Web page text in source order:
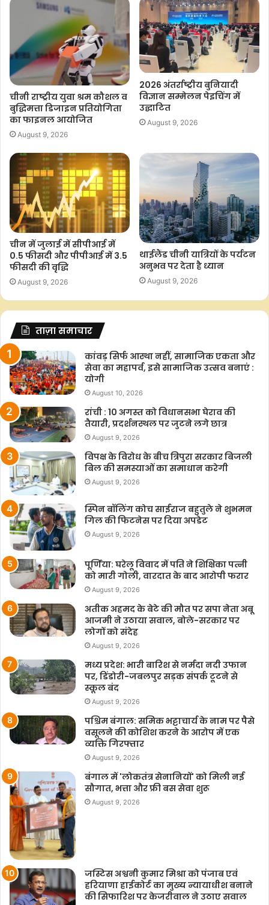
वीकेयू/केआर
F
a
c
e
b
o
k
W
h
a
t
s
p
p
T
w
i
t
r
C
o
p
n
k
S
h
a
चीनी राष्ट्रीय युवा श्रम कौशल व
बुद्धिमत्ता डिजाइन प्रतियोगिता
का फाइनल आयोजित
August 9, 2026
2026 अंतर्राष्ट्रीय बुनियादी
विज्ञान सम्मेलन पेइचिंग में
उद्घाटित
August 9, 2026
चीन में जुलाई में सीपीआई में
0.5 फीसदी और पीपीआई में 3.5
फीसदी की वृद्धि
August 9, 2026
थाईलैंड चीनी यात्रियों के पर्यटन
अनुभव पर देता है ध्यान
August 9, 2026
ताज़ा समाचार
कांवड़ सिर्फ आस्था नहीं, सामाजिक एकता और
सेवा का महापर्व, इसे सामाजिक उत्सव बनाएं :
योगी
August 10, 2026
रांची : 10 अगस्त को विधानसभा घेराव की
तैयारी, प्रदर्शनस्थल पर जुटने लगे छात्र
August 9, 2026
विपक्ष के विरोध के बीच त्रिपुरा सरकार बिजली
बिल की समस्याओं का समाधान करेगी
August 9, 2026
स्पिन बॉलिंग कोच साईराज बहुतुले ने शुभमन
गिल की फिटनेस पर दिया अपडेट
August 9, 2026
पूर्णिया: घरेलू विवाद में पति ने शिक्षिका पत्नी
को मारी गोली, वारदात के बाद आरोपी फरार
August 9, 2026
अतीक अहमद के बेटे की मौत पर सपा नेता अबू
आजमी ने उठाया सवाल, बोले-सरकार पर
लोगों को संदेह
August 9, 2026
मध्य प्रदेश: भारी बारिश से नर्मदा नदी उफान
पर, डिंडोरी-जबलपुर सड़क संपर्क टूटने से
स्कूल बंद
August 9, 2026
पश्चिम बंगाल: समिक भट्टाचार्य के नाम पर पैसे
वसूलने की कोशिश करने के आरोप में एक
व्यक्ति गिरफ्तार
August 9, 2026
बंगाल में 'लोकतंत्र सेनानियों' को मिली नई
सौगात, भत्ता और फ्री बस सेवा शुरू
August 9, 2026
जस्टिस अश्वनी कुमार मिश्रा को पंजाब एवं
हरियाणा हाईकोर्ट का मुख्य न्यायाधीश बनाने
की सिफारिश पर केजरीवाल ने उठाए सवाल